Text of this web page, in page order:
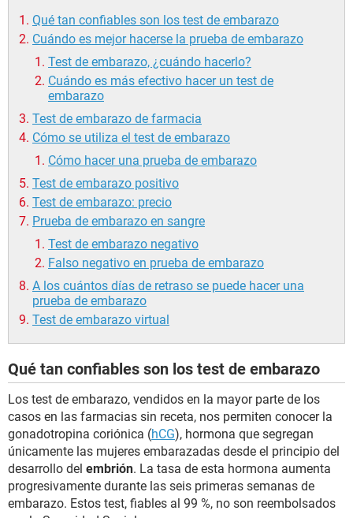
Qué tan confiables son los test de embarazo
Cuándo es mejor hacerse la prueba de embarazo
Test de embarazo, ¿cuándo hacerlo?
Cuándo es más efectivo hacer un test de
embarazo
Test de embarazo de farmacia
Cómo se utiliza el test de embarazo
Cómo hacer una prueba de embarazo
Test de embarazo positivo
Test de embarazo: precio
Prueba de embarazo en sangre
Test de embarazo negativo
Falso negativo en prueba de embarazo
A los cuántos días de retraso se puede hacer una
prueba de embarazo
Test de embarazo virtual
Qué tan confiables son los test de embarazo
Los test de embarazo, vendidos en la mayor parte de los
casos en las farmacias sin receta, nos permiten conocer la
gonadotropina coriónica (hCG), hormona que segregan
únicamente las mujeres embarazadas desde el principio del
desarrollo del embrión. La tasa de esta hormona aumenta
progresivamente durante las seis primeras semanas de
embarazo. Estos test, fiables al 99 %, no son reembolsados